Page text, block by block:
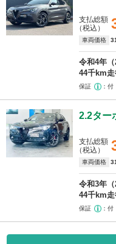
支払総額
（税込）
車両価格
令和4年（
44千km
保証 付
2.2ター
支払総額
（税込）
車両価格
令和3年（
44千km
保証 付